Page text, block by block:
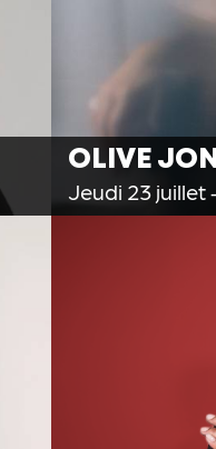
OLIVE
Jeudi 23 juillet